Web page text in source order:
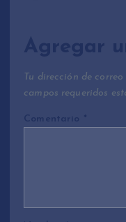
Agregar
Tu dirección de
campos requeridos
Comentario *